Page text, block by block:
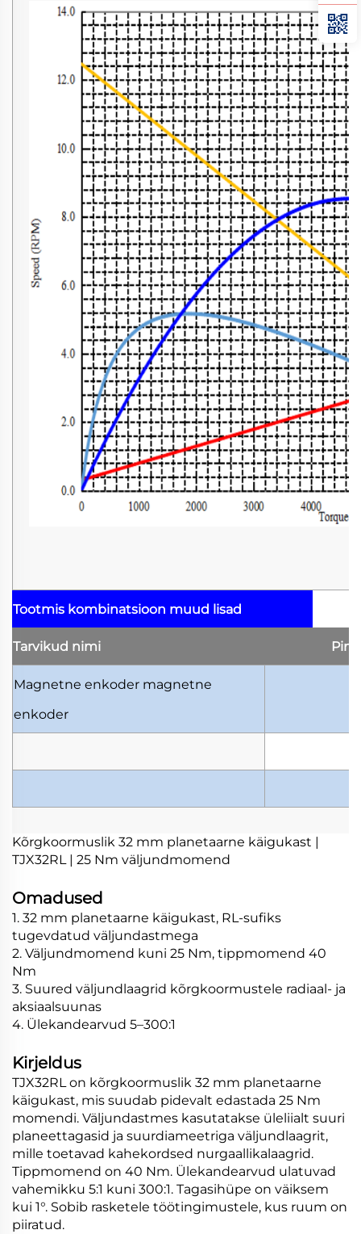
Tootmis kombinatsioon muud lisad
Tarvikud nimi
Magnetne enkoder magnetne
enkoder
Kõrgkoormuslik 32 mm planetaarne käigukast |
TJX32RL | 25 Nm väljundmomend
Omadused
1. 32 mm planetaarne käigukast, RL-sufiks
tugevdatud väljundastmega
2. Väljundmomend kuni 25 Nm, tippmomend 40
Nm
3. Suured väljundlaagrid kõrgkoormustele radiaal- ja
aksiaalsuunas
4. Ülekandearvud 5–300:1
Kirjeldus
TJX32RL on kõrgkoormuslik 32 mm planetaarne
käigukast, mis suudab pidevalt edastada 25 Nm
momendi. Väljundastmes kasutatakse üleliialt suuri
planeettagasid ja suurdiameetriga väljundlaagrit,
mille toetavad kahekordsed nurgaallikalaagrid.
Tippmomend on 40 Nm. Ülekandearvud ulatuvad
vahemikku 5:1 kuni 300:1. Tagasihüpe on väiksem
kui 1°. Sobib rasketele töötingimustele, kus ruum on
piiratud.